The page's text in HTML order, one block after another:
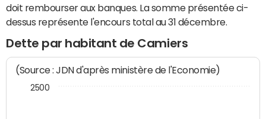
doit rembourser aux banques. La somme présentée ci-
dessus représente l'encours total au 31 décembre.
Dette par habitant de Camiers
(Source : JDN d'après ministère de l'Economie)
2500